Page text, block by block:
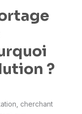
?
cherchant